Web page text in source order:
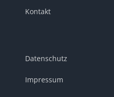
Kontakt
Datenschutz
Impressum